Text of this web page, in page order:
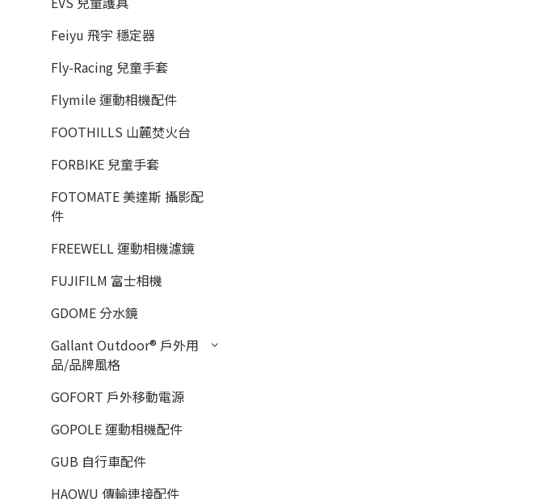
Feiyu 飛宇 穩定器
Fly-Racing 兒童手套
Flymile 運動相機配件
FOOTHILLS 山麓焚火台
FORBIKE 兒童手套
FOTOMATE 美達斯 攝影配
件
FREEWELL 運動相機濾鏡
FUJIFILM 富士相機
GDOME 分水鏡
Gallant Outdoor®️ 戶外用
品/品牌風格
GOFORT 戶外移動電源
GOPOLE 運動相機配件
GUB 自行車配件
HAOWU 傳輸連接配件